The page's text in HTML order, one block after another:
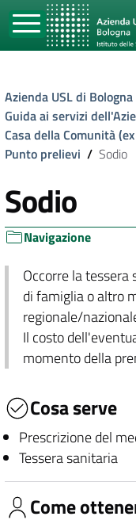
Azienda USL di Bologna
Guida ai servizi
Casa della Comunità
Punto prelievi / Sodio
Sodio
Navigazione
Occorre la
di famiglia o altro
regionale/
Il costo
momento della
Cosa serve
Prescrizione del
Tessera sanitaria
Come